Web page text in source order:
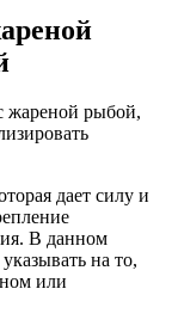
жареной рыбой,
дает силу и
В данном
на то,
или